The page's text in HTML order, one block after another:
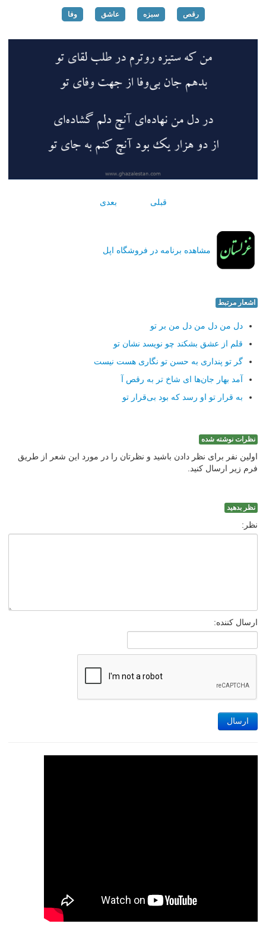
رقص سبزه عاشق وفا
قبلی بعدی
مشاهده برنامه در فروشگاه اپل
اشعار مرتبط
دل من دل من دل من بر تو
قلم از عشق بشكند چو نویسد نشان تو
گر تو پنداری به حسن تو نگاری هست نیست
آمد بهار جان‌ها ای شاخ تر به رقص آ
به قرار تو او رسد كه بود بی‌قرار تو
نظرات نوشته شده
اولین نفر برای نظر دادن باشید و نظرتان را در مورد این شعر از طریق
فرم زیر ارسال کنید.
نظر بدهید
نظر:
ارسال کننده:
ارسال